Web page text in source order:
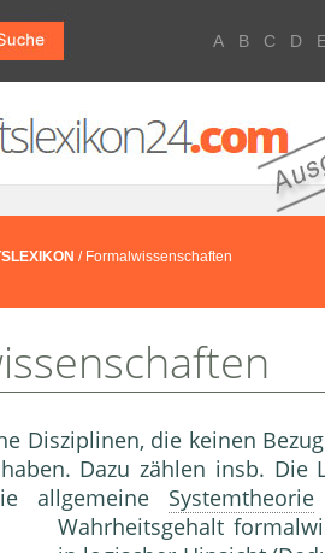
A B C D
/ Formalwissenschaften
Disziplinen, die keinen
Dazu zählen insb.
allgemeine Systemtheorie
Wahrheitsgehalt